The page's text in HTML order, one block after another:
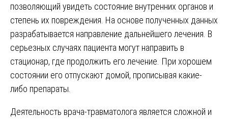
позволяющий увидеть состояние внутренних органов и
степень их повреждения. На основе полученных данных
разрабатывается направление дальнейшего лечения. В
серьезных случаях пациента могут направить в
стационар, где продолжить его лечение. При хорошем
состоянии его отпускают домой, прописывая какие-
либо препараты.
Деятельность врача-травматолога является сложной и